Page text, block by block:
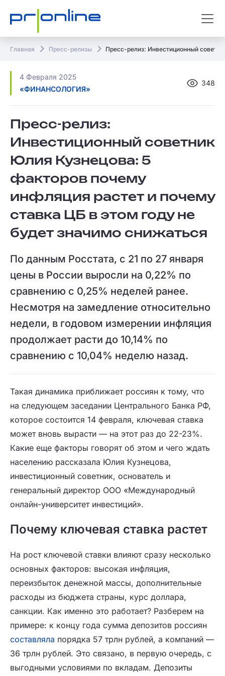
Главная Пресс-релизы Пресс-релиз: Инвестиционный
4 Февраля 2025
«ФИНАНСОЛОГИЯ»
348
Пресс-релиз:
Инвестиционный советник
Юлия Кузнецова: 5
факторов почему
инфляция растет и почему
ставка ЦБ в этом году не
будет значимо снижаться
По данным Росстата, с 21 по 27 января
цены в России выросли на 0,22% по
сравнению с 0,25% неделей ранее.
Несмотря на замедление относительно
недели, в годовом измерении инфляция
продолжает расти до 10,14% по
сравнению с 10,04% неделю назад.
Такая динамика приближает россиян к тому, что
на следующем заседании Центрального Банка РФ,
которое состоится 14 февраля, ключевая ставка
может вновь вырасти — на этот раз до 22-23%.
Какие еще факторы говорят об этом и чего ждать
населению рассказала Юлия Кузнецова,
инвестиционный советник, основатель и
генеральный директор ООО «Международный
онлайн-университет инвестиций».
Почему ключевая ставка растет
На рост ключевой ставки влияют сразу несколько
основных факторов: высокая инфляция,
переизбыток денежной массы, дополнительные
расходы из бюджета страны, курс доллара,
санкции. Как именно это работает? Разберем на
примере: к концу года сумма депозитов россиян
составляла порядка 57 трлн рублей, а компаний —
36 трлн рублей. Это связано, в первую очередь, с
выгодными условиями по вкладам. Депозиты